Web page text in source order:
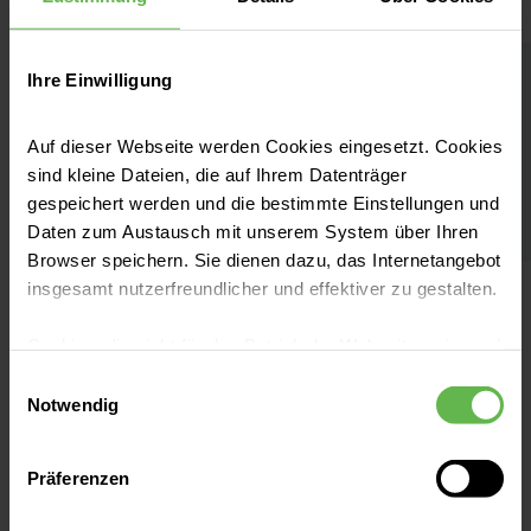
Ihre Einwilligung
Auf dieser Webseite werden Cookies eingesetzt. Cookies
sind kleine Dateien, die auf Ihrem Datenträger
gespeichert werden und die bestimmte Einstellungen und
Daten zum Austausch mit unserem System über Ihren
Browser speichern. Sie dienen dazu, das Internetangebot
insgesamt nutzerfreundlicher und effektiver zu gestalten.
eingesetzt werden.
Es steht Ihnen frei, unsere Seite mit nur den notwendigen
Cookies zu benutzen, eine individuelle Auswahl
Notwendig
Präferenzen
Helios Arztpraxen Aue
Facharzt für Orthopädie und
Unfallchirurgie
Gartenstraße 6